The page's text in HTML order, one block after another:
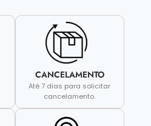
CANCELAMENTO
Até 7 dias para solicitar
cancelamento.